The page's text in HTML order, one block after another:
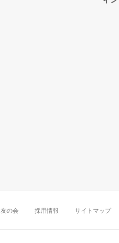
近畿
大阪難波店
京
岡山店
広島店
友の会 採用情報 サイトマップ